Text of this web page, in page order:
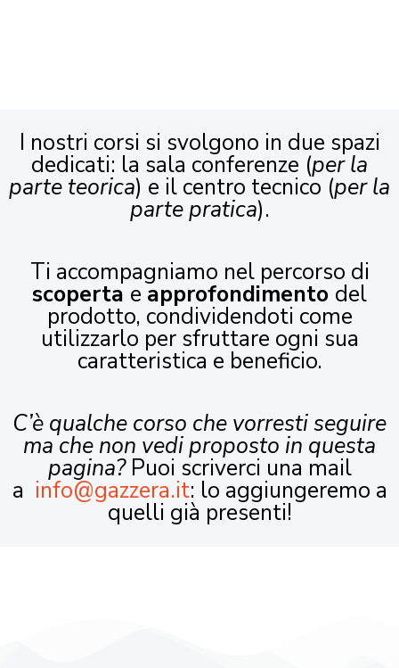
I nostri corsi si svolgono in due spazi
dedicati: la sala conferenze (per la
parte teorica) e il centro tecnico (per la
parte pratica).
Ti accompagniamo nel percorso di
scoperta e approfondimento del
prodotto, condividendoti come
utilizzarlo per sfruttare ogni sua
caratteristica e beneficio.
C’è qualche corso che vorresti seguire
ma che non vedi proposto in questa
pagina?Puoi scriverci una mail
a info@gazzera.it: lo aggiungeremo a
quelli già presenti!